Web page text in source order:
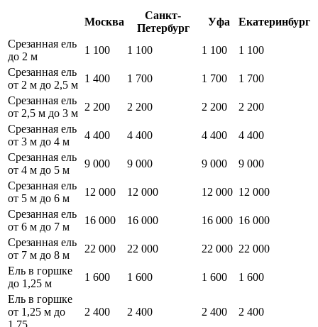
Москва
Санкт-
Петербург
Уфа
Екатеринбург
Срезанная ель
до 2 м
1 100 1 100 1 100
1 100
Срезанная ель
от 2 м до 2,5 м
1 400 1 700 1 700
1 700
Срезанная ель
от 2,5 м до 3 м
2 200 2 200 2 200
2 200
Срезанная ель
от 3 м до 4 м
4 400 4 400 4 400
4 400
Срезанная ель
от 4 м до 5 м
9 000 9 000 9 000
9 000
Срезанная ель
от 5 м до 6 м
12 000 12 000 12 000 12 000
Срезанная ель
от 6 м до 7 м
16 000 16 000 16 000 16 000
Срезанная ель
от 7 м до 8 м
22 000 22 000 22 000 22 000
Ель в горшке
до 1,25 м
1 600 1 600 1 600
1 600
Ель в горшке
от 1,25 м до
2 400 2 400 2 400 2 400